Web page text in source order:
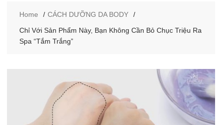
Home
CÁCH DƯỠNG DA BODY
Chỉ Với Sản Phẩm Này, Bạn Không Cần Bỏ Chục Triệu Ra
Spa “Tắm Trắng”